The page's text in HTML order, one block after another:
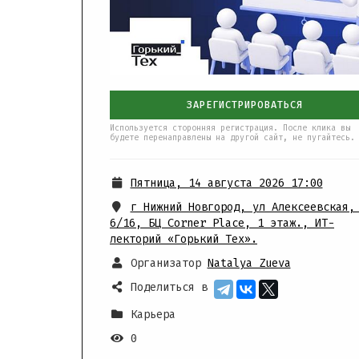
ЗАРЕГИСТРИРОВАТЬСЯ
Используется сторонняя регистрация. После клика вы
будете перенаправлены на другой сайт, не пугайтесь.
Пятница, 14 августа 2026 17:00
г Нижний Новгород, ул
6/16 , БЦ Corner Place, 1 этаж., ИТ-
лекторий «Горький Тех».
Организатор Natalya Zueva
Поделиться в
Карьера
0